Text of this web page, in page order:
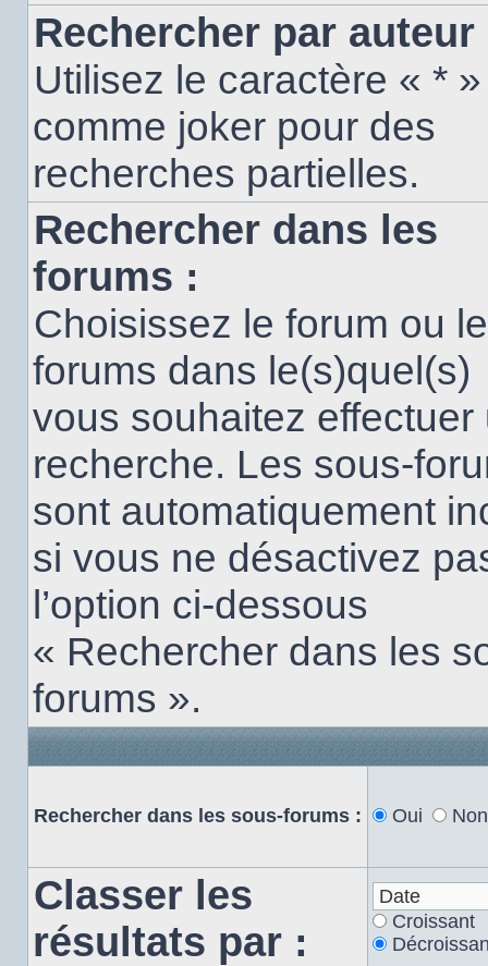
Rechercher par auteur
Utilisez le caractère « * »
comme joker pour des
recherches partielles.
Rechercher dans les
forums :
Choisissez le forum ou
forums dans le(s)quel(s)
vous souhaitez effectuer
recherche. Les sous-
sont automatiquement
si vous ne désactivez
l’option ci-dessous
« Rechercher dans les
forums ».
Rechercher dans les sous-forums : Oui Non
Classer les
résultats par :
Croissant